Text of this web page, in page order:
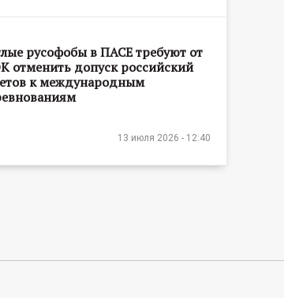
русофобы в ПАСЕ требуют от
отменить допуск российский
к международным
13 июля 2026 - 12:40